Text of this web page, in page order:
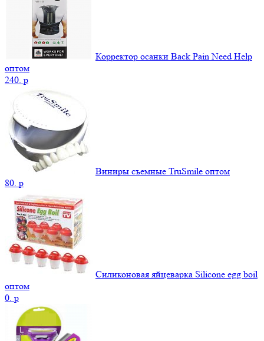
Корректор осанки Back Pain Need Help
оптом
240. p
Виниры съемные TruSmile оптом
80. p
Силиконовая яйцеварка Silicone egg boil
оптом
0. p